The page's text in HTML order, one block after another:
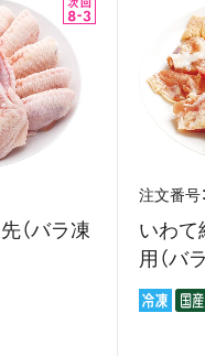
（バラ凍
いわて
用（バ